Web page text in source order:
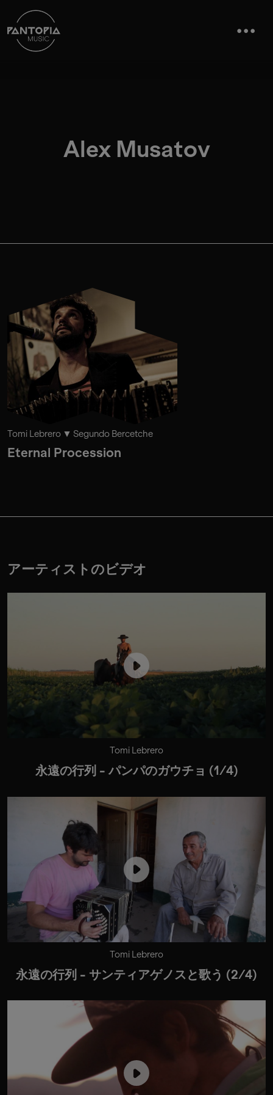
Alex Musatov
Tomi Lebrero Segundo Bercetche
Eternal Procession
アーティストのビデオ
Tomi Lebrero
永遠の行列 - パンパのガウチョ (1/4)
Tomi Lebrero
永遠の行列 - サンティアゲノスと歌う (2/4)